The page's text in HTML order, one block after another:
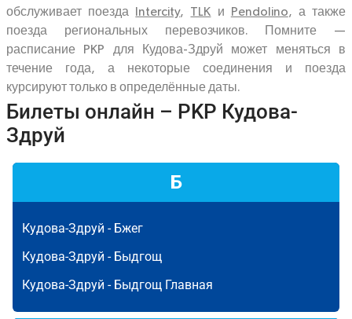
обслуживает поезда
Intercity, TLK и Pendolino, а также
поезда региональных перевозчиков. Помните —
расписание PKP для Кудова-Здруй может меняться в
течение года, а некоторые соединения и поезда
курсируют только в определённые даты.
Билеты онлайн – PKP Кудова-
Здруй
Б
Кудова-Здруй - Бжег
Кудова-Здруй - Быдгощ
Кудова-Здруй - Быдгощ Главная